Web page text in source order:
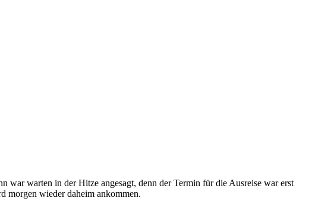
warten in der Hitze angesagt, denn der Termin für die Ausreise war erst
morgen wieder daheim ankommen.